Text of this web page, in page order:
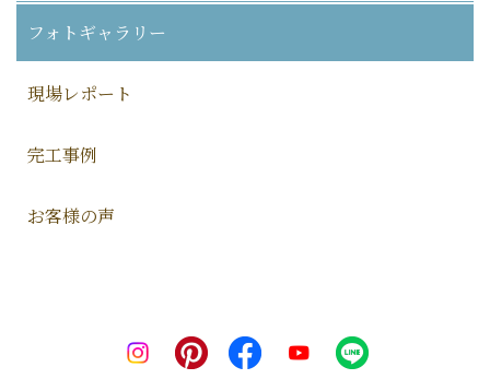
フォトギャラリー
現場レポート
完工事例
お客様の声